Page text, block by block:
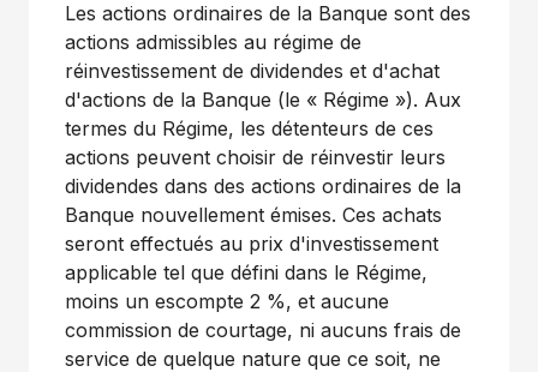
Les actions ordinaires de la Banque sont des
actions admissibles au régime de
réinvestissement de dividendes et d'achat
d'actions de la Banque (le « Régime »). Aux
termes du Régime, les détenteurs de ces
actions peuvent choisir de réinvestir leurs
dividendes dans des actions ordinaires de la
Banque nouvellement émises. Ces achats
seront effectués au prix d'investissement
applicable tel que défini dans le Régime,
moins un escompte 2 %, et aucune
commission de courtage, ni aucuns frais de
service de quelque nature que ce soit, ne